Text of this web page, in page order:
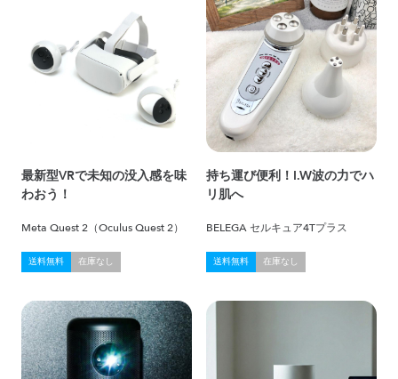
最新型VRで未知の没入感を味
わおう！
Meta Quest 2（Oculus Quest 2）
送料無料 在庫なし
持ち運び便利！I.W波の力でハ
リ肌へ
BELEGA セルキュア4Tプラス
送料無料 在庫なし